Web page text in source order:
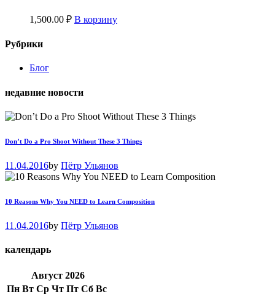
1,500.00 ₽ В корзину
Рубрики
Блог
недавние новости
Don’t Do a Pro Shoot Without These 3 Things
11.04.2016by Пётр Ульянов
10 Reasons Why You NEED to Learn Composition
11.04.2016by Пётр Ульянов
календарь
Август 2026
Пн Вт Ср Чт Пт Сб Вс